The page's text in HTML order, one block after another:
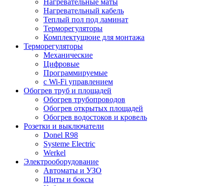
Нагревательный кабель
Теплый пол под ламинат
Терморегуляторы
Комплектущюие для монтажа
Терморегуляторы
Механические
Цифровые
Программируемые
с Wi-Fi управлением
Обогрев труб и площадей
Обогрев трубопроводов
Обогрев открытых площадей
Обогрев водостоков и кровель
Розетки и выключатели
Donel R98
Systeme Electric
Werkel
Электрооборудование
Автоматы и УЗО
Щиты и боксы